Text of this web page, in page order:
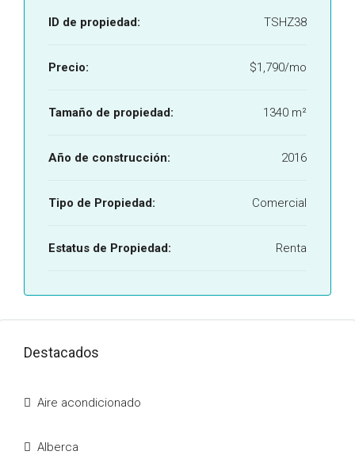
ID de propiedad: TSHZ38
Precio: $1,790/mo
Tamaño de propiedad: 1340 m²
Año de construcción: 2016
Tipo de Propiedad: Comercial
Estatus de Propiedad: Renta
Destacados
Aire acondicionado
Alberca